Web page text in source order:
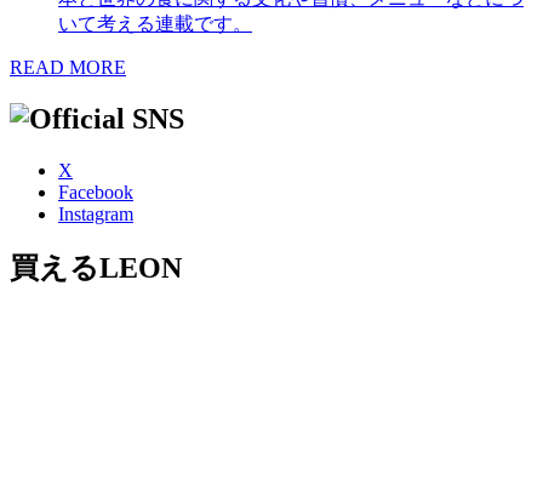
いて考える連載です。
READ MORE
X
Facebook
Instagram
買えるLEON